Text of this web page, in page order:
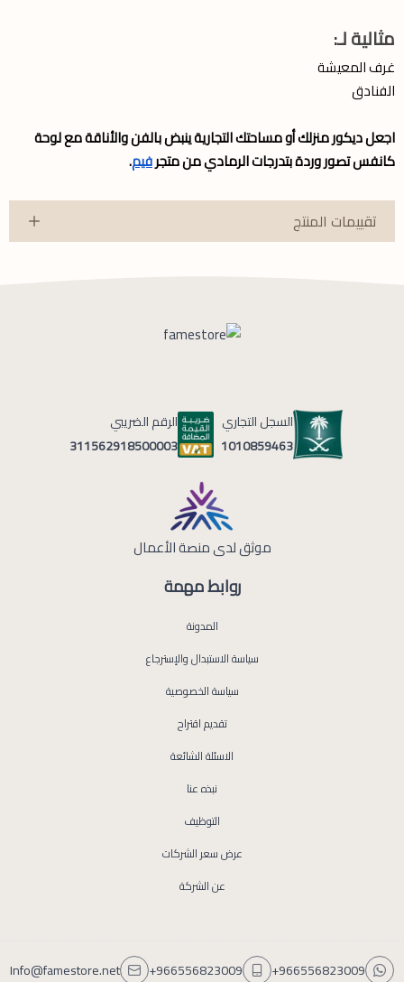
مثالية لـ:
غرف المعيشة
الفنادق
اجعل ديكور منزلك أو مساحتك التجارية ينبض بالفن والأناقة مع لوحة
كانفس تصور وردة بتدرجات الرمادي من متجرفيم.
تقييمات المنتج
روابط مهمة
المدونة
سياسة الاستبدال والإسترجاع
سياسة الخصوصية
تقديم اقتراح
الاسئلة الشائعة
نبذه عنا
التوظيف
عرض سعر الشركات
عن الشركة
السجل التجاري
1010859463
الرقم الضريبي
311562918500003
موثق لدى منصة الأعمال
+966556823009
+966556823009
Info@famestore.net